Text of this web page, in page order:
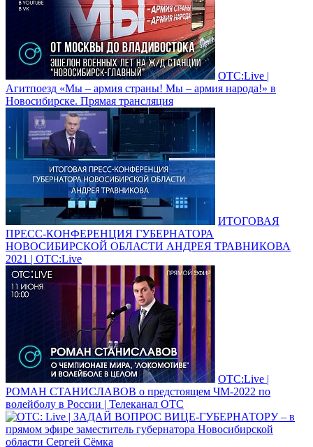
ОТС:Live |
Агитпоезд «Мы – армия страны! Мы – армия народа!» в
Новосибирске. Прямая трансляция
ИТОГОВАЯ
ПРЕСС-КОНФЕРЕНЦИЯ ГУБЕРНАТОРА
НОВОСИБИРСКОЙ ОБЛАСТИ АНДРЕЯ ТРАВНИКОВА
2021 | ОТС:Live
ОТС:Live |
РОМАН СТАНИСЛАВОВ о предстоящем ЧМ-2022 по
волейболу в России | Телеканал ОТС